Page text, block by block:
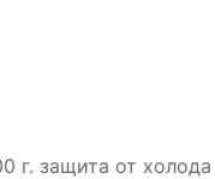
г. защита от холода